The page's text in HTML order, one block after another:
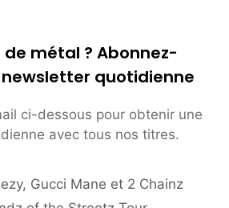
de métal ? Abonnez-
quotidienne
ci-dessous pour obtenir une
avec tous nos titres.
Gucci Mane et 2 Chainz